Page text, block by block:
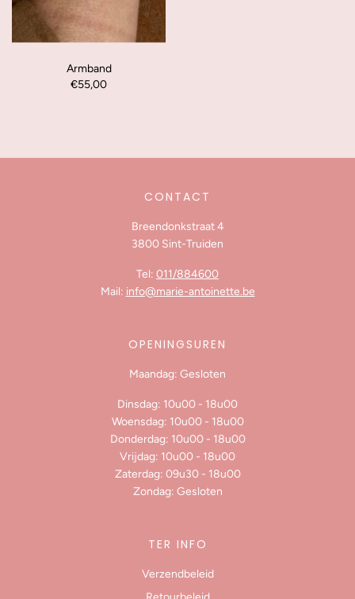
Armband
€55,00
CONTACT
Breendonkstraat 4
3800 Sint-Truiden
Tel: 011/884600
Mail: info@marie-antoinette.be
OPENINGSUREN
Maandag: Gesloten
Dinsdag: 10u00 - 18u00
Woensdag: 10u00 - 18u00
Donderdag: 10u00 - 18u00
Vrijdag: 10u00 - 18u00
Zaterdag: 09u30 - 18u00
Zondag: Gesloten
TER INFO
Verzendbeleid